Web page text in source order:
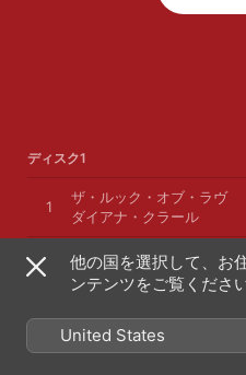
ディスク1
1
ザ・ルック・オブ・ラヴ
ダイアナ・クラール
2
サムワン・トゥ・ウォッ
ズート・シムズ
3
アイヴ・ガット・ユー・
ローズマリー・クルーニー
他の国を選択して、お
ンテンツをご覧くださ
United States